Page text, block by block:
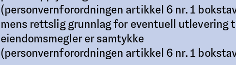
(personvernforordningen artikkel 6 nr. 1
mens rettslig grunnlag for eventuell utlevering
eiendomsmegler er samtykke
(personvernforordningen artikkel 6 nr. 1